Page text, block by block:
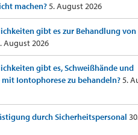
machen?5. August 2026
gibt es zur Behandlung von
August 2026
gibt es, Schweißhände und
mit Iontophorese zu behandeln?5.
durch Sicherheitspersonal